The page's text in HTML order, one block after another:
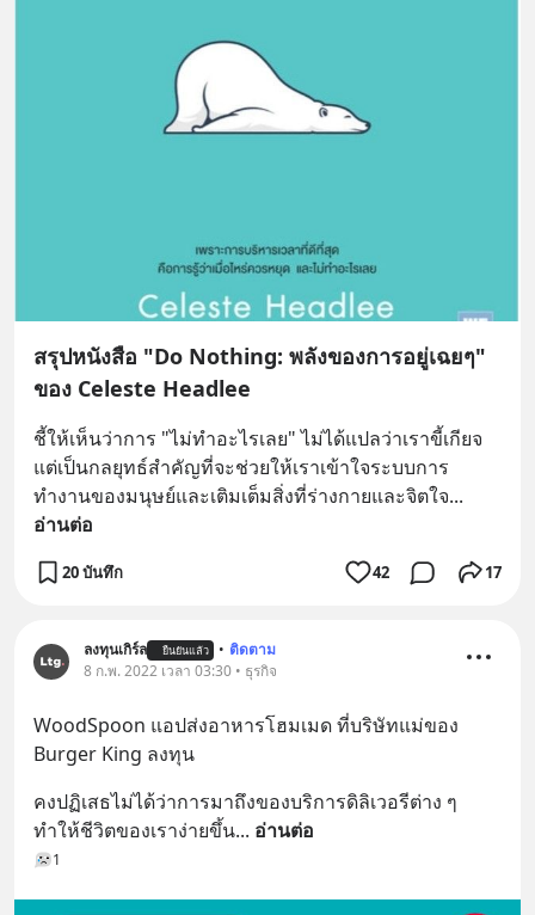
สรุปหนังสือ "Do Nothing: พลังของการอยู่เฉยๆ"
ของ Celeste Headlee
ชี้ให้เห็นว่าการ "ไม่ทำอะไรเลย" ไม่ได้แปลว่าเราขี้เกียจ
แต่เป็นกลยุทธ์สำคัญที่จะช่วยให้เราเข้าใจระบบการ
ทำงานของมนุษย์และเติมเต็มสิ่งที่ร่างกายและจิตใจ
อ่านต่อ
20 บันทึก 42 17
ลงทุนเกิร์ล ยืนยันแล้ว • ติดตาม
8 ก.พ. 2022 เวลา 03:30 • ธุรกิจ
WoodSpoon แอปส่งอาหารโฮมเมด ที่บริษัทแม่ของ
Burger King ลงทุน
คงปฏิเสธไม่ได้ว่าการมาถึงของบริการดิลิเวอรีต่าง ๆ
ทำให้ชีวิตของเราง่ายขึ้น... อ่านต่อ
1